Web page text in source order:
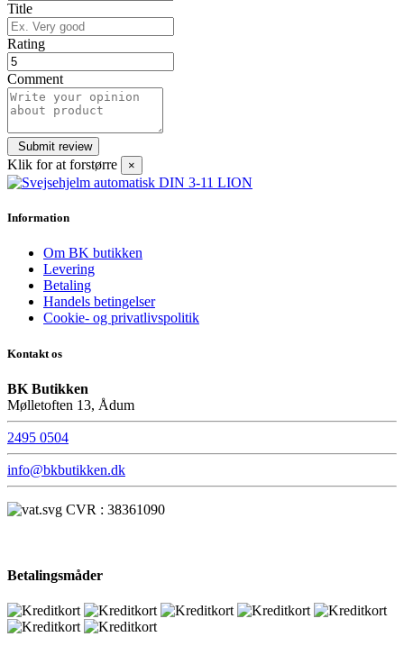
Title
Rating
Comment
Klik for at forstørre ×
Information
Om BK butikken
Levering
Betaling
Handels betingelser
Cookie- og privatlivspolitik
Kontakt os
BK Butikken
Mølletoften 13, Ådum
2495 0504
info@bkbutikken.dk
CVR : 38361090
Betalingsmåder